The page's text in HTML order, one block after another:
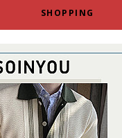
SHOPPING